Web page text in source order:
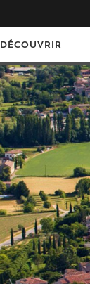
DÉCOUVRIR
par